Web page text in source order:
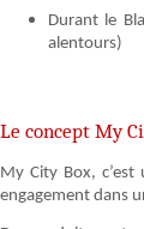
Durant le
alentours)
Le concept My
My City Box,
engagement dans